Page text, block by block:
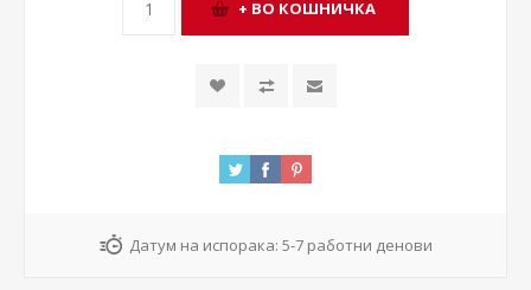
Датум на испорака: 5-7 работни денови